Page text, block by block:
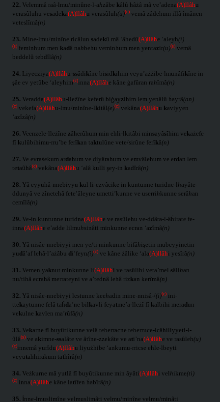
22. Velemmâ raâ-lmu/minûne-l-ahzâbe kâlû hâżâ mâ ve’adena(A)llâhu
verasûluhu vesadeka(A)llâhu verasûluh(u)(c)vemâ zâdehum illâ îmânen
veteslîmâ(n)
23. Mine-lmu/minîne ricâlun sadekû mâ ‘âhedû(A)llâhe ‘aleyh(i)
(s)feminhum men kadâ nahbehu veminhum men yentazir(u)(s)vemâ
beddelû tebdîlâ(n)
24. Liyecziya(A)llâhu-ssâdi kîne bisidkihim veyu’ażżibe-lmunâfi kîne in
şâe ev yetûbe ‘aleyhim(c)inna(A)llâhe kâne ġafûran rahîmâ(n)
25. Veradda(A)llâhu-lleżîne keferû biġayzihim lem yenâlû ḣayrâ(an)
(c)vekefa(A)llâhu-lmu/minîne-l kitâl(e)(c)vekâna(A)llâhu kaviyyen
‘azîzâ(n)
26. Veenzele-lleżîne zâherûhum min ehli-lkitâbi minsayâsîhim vekażefe
fî kulûbihimu-rru’be ferîkan taktulûne vete/sirûne ferîkâ(n)
27. Ve evraśekum ardahum ve diyârahum ve emvâlehum ve erdan lem
tetaûhâ(c)vekâna(A)llâhu ‘alâ kulli şey-in kadîrâ(n)
28. Yâ eyyuhâ-nnebiyyu kul li-ezvâcike in kuntunne turidne-l hayâte-
ddunyâ ve zînetehâ fete’âleyne umetti’kunne ve userri hkunne serâhan
cemîlâ(n)
29. Ve-in kuntunne turidna(A)llâhe ve rasûlehu ve-ddâra-l-âḣirate fe-
inna(A)llâhe e’adde lilmu hsinâti minkunne ecran ‘azîmâ(n)
30. Yâ nisâe-nnebiyyi men ye/ti minkunne bifâhişetin mubeyyinetin
yu dâ’af lehâ-l’ażâbu di’feyn(i)(c)ve kâne żâlike ‘ala(A)llâhi yesîrâ(n)
31. Vemen yaknut minkunne li(A)llâhi ve rasûlihi veta’mel sâli han
nu/tihâ ecrahâ merrateyni ve a’tednâ lehâ rizkan kerîmâ(n)
32. Yâ nisâe-nnebiyyi lestunne keehadin mine-nnisâ-/(i)(c)ini-
ttekaytunne felâ taḣda’ne bil kavli feyatme’a-lleżî fî kalbihi meradun
vekulne kavlen ma’rûfâ(n)
33. Vekarne fî buyûtikunne velâ teberracne teberruce-lcâhiliyyeti-l-
ûlâ(s)ve akimne-ssalâte ve âtîne-zzekâte ve ati’na(A)llâhe ve rasûleh(u)
(c)innemâ yurîdu(A)llâhu liyużhibe ‘ankumu-rricse ehle-lbeyti
veyu tahhirakum tathîrâ(n)
34. Veżkurne mâ yutlâ fî buyûtikunne min âyâti(A)llâhi vel hikme(ti)
(c)inna(A)llâhe kâne latîfen ḣabîrâ(n)
35. İnne-lmuslimîne velmuslimâti velmu/minîne velmu/minâti